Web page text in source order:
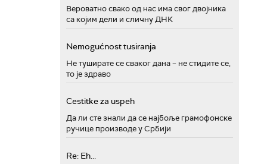
Вероватно свако од нас има свог двојника
са којим дели и сличну ДНК
Nemogućnost tusiranja
Не туширате се сваког дана – не стидите се,
то је здраво
Cestitke za uspeh
Да ли сте знали да се најбоље грамофонске
ручице производе у Србији
Re: Eh...